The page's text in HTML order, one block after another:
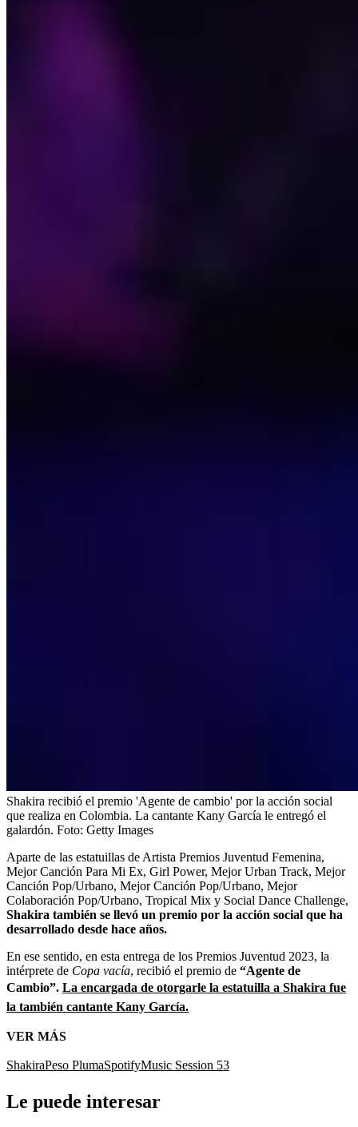
Shakira recibió el premio 'Agente de cambio' por la acción social
que realiza en Colombia. La cantante Kany García le entregó el
galardón. Foto: Getty Images
Aparte de las estatuillas de Artista Premios Juventud Femenina,
Mejor Canción Para Mi Ex, Girl Power, Mejor Urban Track, Mejor
Canción Pop/Urbano, Mejor Canción Pop/Urbano, Mejor
Colaboración Pop/Urbano, Tropical Mix y Social Dance Challenge,
Shakira también se llevó un premio por la acción social que ha
desarrollado desde hace años.
En ese sentido, en esta entrega de los Premios Juventud 2023, la
intérprete de Copa vacía, recibió el premio de “Agente de
Cambio”. La encargada de otorgarle la estatuilla a Shakira fue
la también cantante Kany García.
VER MÁS
ShakiraPeso PlumaSpotifyMusic Session 53
Le puede interesar